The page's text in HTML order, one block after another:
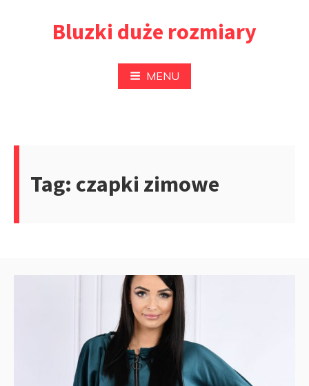
Bluzki duże rozmiary
MENU
Tag: czapki zimowe